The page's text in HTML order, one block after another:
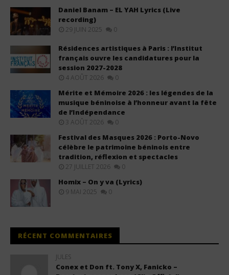
Daniel Banam – EL YAH Lyrics (Live
recording)
29 JUIN 2025 0
Résidences artistiques à Paris : l’Institut
français ouvre les candidatures pour la
session 2027-2028
4 AOÛT 2026 0
Mérite et Mémoire 2026 : les légendes de la
musique béninoise à l’honneur avant la fête
de l’Indépendance
3 AOÛT 2026 0
Festival des Masques 2026 : Porto-Novo
célèbre le patrimoine béninois entre
tradition, réflexion et spectacles
27 JUILLET 2026 0
Homix – On y va (Lyrics)
9 MAI 2025 0
RÉCENT COMMENTAIRES
JULES
Conex et Don ft. Tony X, Fanicko –